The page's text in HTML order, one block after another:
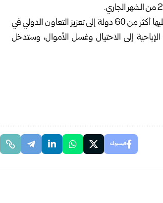
وتهدف اتفاقية الأمم المتحدة لمكافحة الجريمة السيبرانية والتي وقعت عليها أكثر من 60 دولة إلى تعزيز التعاون الدولي في
إلى الاحتيال وغسل الأموال، وستدخل
فيسبوك